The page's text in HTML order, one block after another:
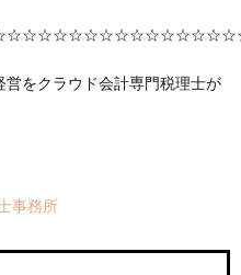
をクラウド会計専門税理士が
事務所